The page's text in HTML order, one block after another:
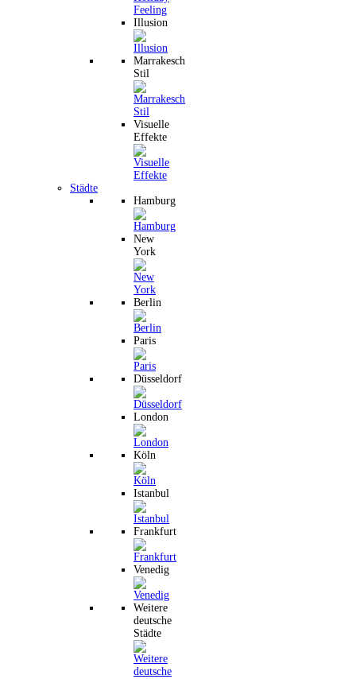
Illusion
Marrakesch
Stil
Visuelle
Effekte
Städte
Hamburg
New
York
Berlin
Paris
Düsseldorf
London
Köln
Istanbul
Frankfurt
Venedig
Weitere
deutsche
Städte